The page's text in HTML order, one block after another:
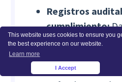
This website uses cookies to ensure you
the best experience on our website.
Learn more
I Accept
Registros
cumplimiento:
regulatorio es
constante para
financieras de la